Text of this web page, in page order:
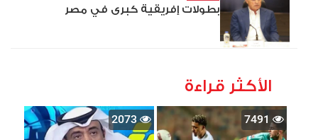
بطولات إفريقية كبرى في مصر
الأكثر قراءة
7491
2073